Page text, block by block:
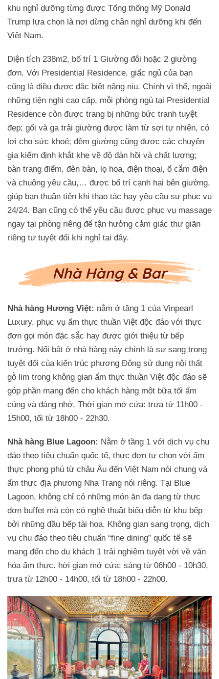
khu nghỉ dưỡng từng được Tổng thống Mỹ Donald
Trump lựa chọn là nơi dừng chân nghỉ dưỡng khi đến
Việt Nam.
Diện tích 238m2, bố trí 1 Giường đôi hoặc 2 giường
đơn. Với Presidential Residence, giấc ngủ của bạn
cũng là điều được đặc biệt nâng niu. Chính vì thế, ngoài
những tiện nghi cao cấp, mỗi phòng ngủ tại Presidential
Residence còn được trang bị những bức tranh tuyệt
đẹp; gối và ga trải giường được làm từ sợi tự nhiên, có
lợi cho sức khoẻ; đệm giường cũng được các chuyên
gia kiểm định khắt khe về độ đàn hồi và chất lượng;
bàn trang điểm, đèn bàn, lọ hoa, điện thoại, ổ cắm điện
và chuông yêu cầu,… được bố trí cạnh hai bên giường,
giúp bạn thuận tiện khi thao tác hay yêu cầu sự phục vụ
24/24. Bạn cũng có thể yêu cầu được phục vụ massage
ngay tại phòng riêng để tận hưởng cảm giác thư giãn
riêng tư tuyệt đối khi nghỉ tại đây.
Nhà Hàng & Bar
Nhà hàng Hương Việt: nằm ở tầng 1 của Vinpearl
Luxury, phục vụ ẩm thực thuần Việt độc đáo với thực
đơn gọi món đặc sắc hay được giới thiệu từ bếp
trưởng. Nổi bật ở nhà hàng này chính là sự sang trọng
tuyệt đối của kiến trúc phương Đông sử dụng nội thất
gỗ lim trong không gian ẩm thực thuần Việt độc đáo sẽ
góp phần mang đến cho khách hàng một bữa tối ấm
cúng và đáng nhớ. Thời gian mở cửa: trưa từ 11h00 -
15h00, tối từ 18h00 - 22h30.
Nhà hàng Blue Lagoon: Nằm ở tầng 1 với dịch vụ chu
đáo theo tiêu chuẩn quốc tế, thực đơn tự chọn với ẩm
thực phong phú từ châu Âu đến Việt Nam nói chung và
ẩm thực địa phương Nha Trang nói riêng. Tại Blue
Lagoon, không chỉ có những món ăn đa dạng từ thực
đơn buffet mà còn có nghệ thuật biểu diễn từ khu bếp
bởi những đầu bếp tài hoa. Không gian sang trọng, dịch
vụ chu đáo theo tiêu chuẩn “fine dining” quốc tế sẽ
mang đến cho du khách 1 trải nghiệm tuyệt vời về văn
hóa ẩm thực. hời gian mở cửa: sáng từ 06h00 - 10h30,
trưa từ 12h00 - 14h00, tối từ 18h00 - 22h00.